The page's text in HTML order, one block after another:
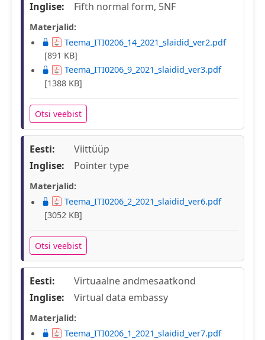
Inglise:
Fifth normal form, 5NF
Materjalid:
Teema_ITI0206_14_2021_slaidid_ver2.pdf
[891 KB]
Teema_ITI0206_9_2021_slaidid_ver3.pdf
[1388 KB]
Otsi veebist
Eesti:
Viittüüp
Inglise:
Pointer type
Materjalid:
Teema_ITI0206_2_2021_slaidid_ver6.pdf
[3052 KB]
Otsi veebist
Eesti:
Virtuaalne andmesaatkond
Inglise:
Virtual data embassy
Materjalid:
Teema_ITI0206_1_2021_slaidid_ver7.pdf